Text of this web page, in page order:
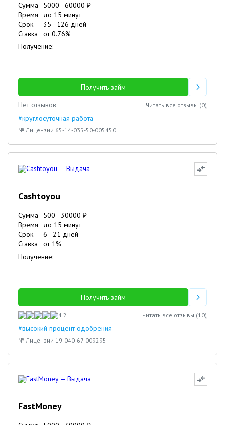
Сумма 5000 - 60000 ₽
Время
до 15 минут
Срок
35 - 126 дней
Ставка
от0.76%
Получение:
Получить займ
Нет отзывов
Читать все отзывы (0)
#круглосуточная работа
№ Лицензии 65-14-035-50-005450
Cashtoyou
Сумма 500 - 30000 ₽
Время
до 15 минут
Срок
6 - 21 дней
Ставка
от 1%
Получение:
Получить займ
4.2 Читать все отзывы (10)
#высокий процент одобрения
№ Лицензии 19-040-67-009295
FastMoney